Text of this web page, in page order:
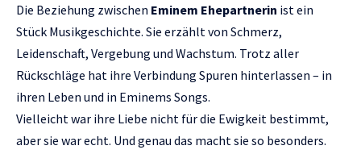
Die Beziehung zwischen Eminem Ehepartnerin ist ein
Stück Musikgeschichte. Sie erzählt von Schmerz,
Leidenschaft, Vergebung und Wachstum. Trotz aller
Rückschläge hat ihre Verbindung Spuren hinterlassen – in
ihren Leben und in Eminems Songs.
Vielleicht war ihre Liebe nicht für die Ewigkeit bestimmt,
aber sie war echt. Und genau das macht sie so besonders.